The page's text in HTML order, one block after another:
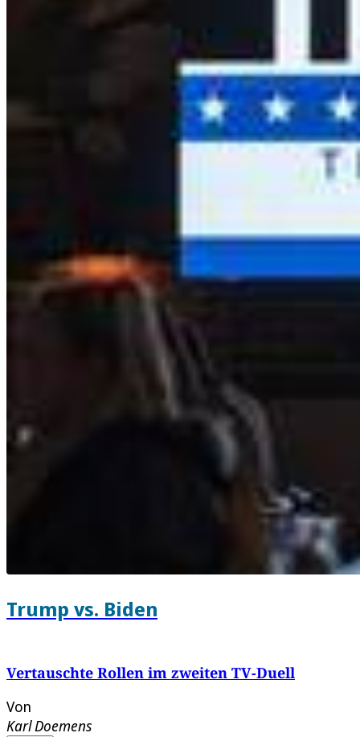
Trump vs. Biden
Vertauschte Rollen im zweiten TV-Duell
Von
Karl Doemens